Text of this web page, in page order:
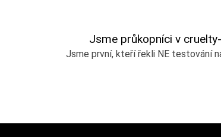
Jsme průkopníci v
Jsme první, kteří řekli NE testování